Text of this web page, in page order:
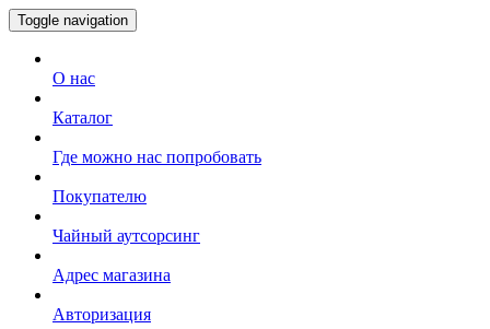
Toggle navigation
О нас
Каталог
Где можно нас попробовать
Покупателю
Чайный аутсорсинг
Адрес магазина
Авторизация